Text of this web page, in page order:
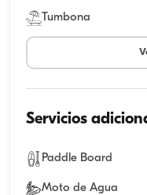
Tumbona
Servicios
Paddle Board
Moto de Agua